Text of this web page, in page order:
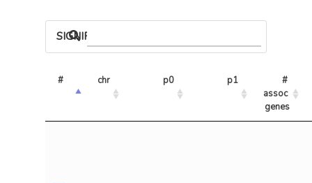
SIGNIFICANT LOCI
# chr p0 p1
#
assoc
genes